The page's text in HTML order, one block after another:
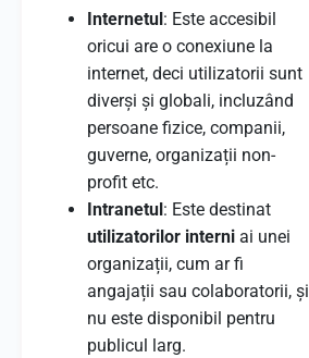
Internetul: Este accesibil
oricui are o conexiune la
internet, deci utilizatorii sunt
diverși și globali, incluzând
persoane fizice, companii,
guverne, organizații non-
profit etc.
Intranetul: Este destinat
utilizatorilor interni ai unei
organizații, cum ar fi
angajații sau colaboratorii, și
nu este disponibil pentru
publicul larg.